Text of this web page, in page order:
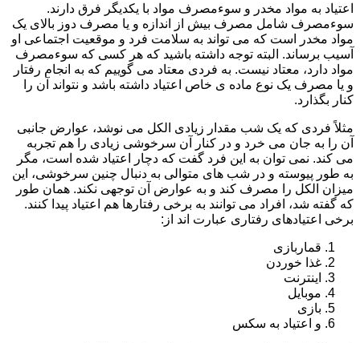
اعتیاد به مواد مخدر و سوءمصرف مواد با یکدیگر فرق دارند.
سوءمصرف شامل مصرف بیش از اندازه و یا مصرف دوز بالای یک
مواد مخدر است که می تواند به سلامت فرد و موقعیت اجتماعی او
آسیب برساند. البته توجه داشته باشید که هر کسی که سوءمصرف
مواد دارد، معتاد نیست. به فردی معتاد می گوییم که به انجام رفتار
و یا مصرف یک نوع ماده ی خاص اعتیاد داشته باشد و نتواند آن را
کنار بگذارد.
مثلاً فردی که یک شب مقدار زیادی الکل می نوشد، عوارض جانبی
آن را به جان می خرد و در کنار آن سرخوشی زیادی را هم تجربه
می کند. نمی توان به این فرد گفت که دچار اعتیاد شده است، مگر
به طور پیوسته و در شب های متوالی به دنبال چنین سرخوشی، این
میزان الکل را مصرف کند و به عوارض آن توجهی نکند. همان طور
که گفته شد، افراد می توانند به برخی رفتارها هم اعتیاد پیدا کنند.
برخی اعتیادهای رفتاری عبارت اند از:
قماربازی
غذا خوردن
اینترنت
موبایل
بازی
و اعتیاد به سکس